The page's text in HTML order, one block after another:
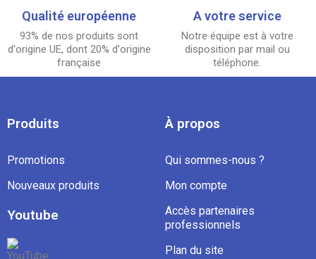
Qualité européenne
93% de nos produits sont
d'origine UE, dont 20% d'origine
française
A votre service
Notre équipe est à votre
disposition par mail ou
téléphone.
Produits
Promotions
Nouveaux produits
Youtube
À propos
Qui sommes-nous ?
Mon compte
Accès partenaires
professionnels
Plan du site